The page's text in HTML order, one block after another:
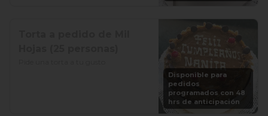
Disponible para
pedidos
programados con 48
hrs de anticipación